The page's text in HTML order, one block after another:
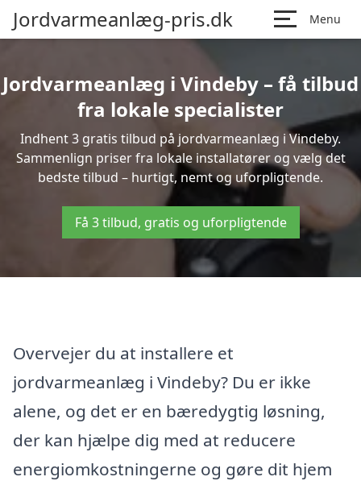
Jordvarmeanlæg-pris.dk Menu
Jordvarmeanlæg i Vindeby – få tilbud
fra lokale specialister
Indhent 3 gratis tilbud på jordvarmeanlæg i Vindeby.
Sammenlign priser fra lokale installatører og vælg det
bedste tilbud – hurtigt, nemt og uforpligtende.
Få 3 tilbud, gratis og uforpligtende
Overvejer du at installere et
jordvarmeanlæg i Vindeby? Du er ikke
alene, og det er en bæredygtig løsning,
der kan hjælpe dig med at reducere
energiomkostningerne og gøre dit hjem